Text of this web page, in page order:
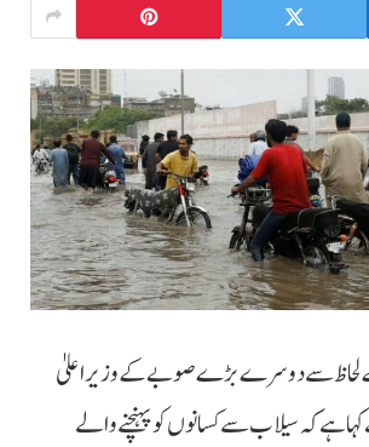
لحاظ سے دوسرے بڑے صوبے کے وزیراعلیٰ
ہے کہ سیلاب سے کسانوں کو پہنچنے والے